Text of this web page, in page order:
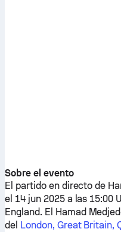
Sobre el evento
El partido en directo de
el 14 jun 2025 a las 15:00
England. El Hamad
del London, Great Britain,